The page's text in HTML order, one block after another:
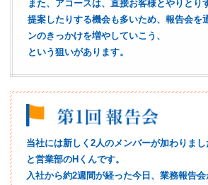
また、アコースは、直接お客様とやりとり
提案したりする機会も多いため、報告会を
ンのきっかけを増やしていこう、
という狙いがあります。
当社には新しく2人のメンバーが加わりま
と営業部のHくんです。
入社から約2週間が経った今日、業務報告